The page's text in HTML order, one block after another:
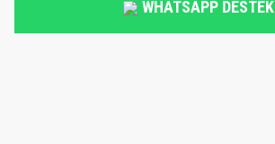
WHATSAPP DESTEK